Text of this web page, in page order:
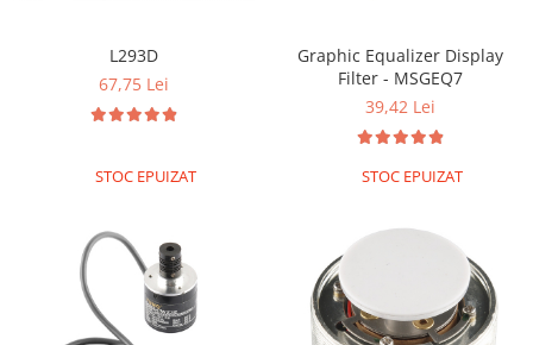
L293D
67,75 Lei
STOC EPUIZAT
Graphic Equalizer Display
Filter - MSGEQ7
39,42 Lei
STOC EPUIZAT